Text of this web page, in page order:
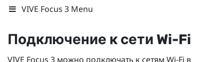
VIVE Focus 3 Menu
Подключение к сети Wi‍-Fi
VIVE Focus 3 можно подключать к сетям Wi‍-Fi в